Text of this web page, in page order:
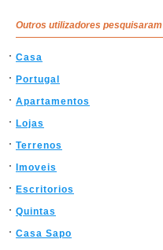
Outros utilizadores pesquisaram
Casa
Portugal
Apartamentos
Lojas
Terrenos
Imoveis
Escritorios
Quintas
Casa Sapo